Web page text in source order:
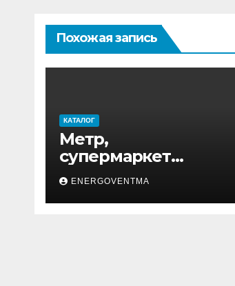
Похожая запись
КАТАЛОГ
Метр,
супермаркет
товаров для дома
и ремонта
ENERGOVENTMA